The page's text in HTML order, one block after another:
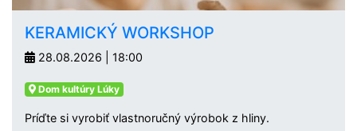
KERAMICKÝ WORKSHOP
28.08.2026 | 18:00
Dom kultúry Lúky
Príďte si vyrobiť vlastnoručný výrobok z hliny.